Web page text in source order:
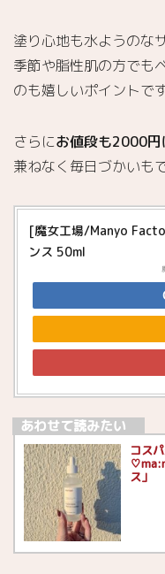
塗り心地も水ようのな
季節や脂性肌の方でも
のも嬉しいポイントで
さらにお値段も2000
兼ねなく毎日づかいも
[魔女工場/Manyo
ンス 50ml
あわせて読みたい
コス
ス」